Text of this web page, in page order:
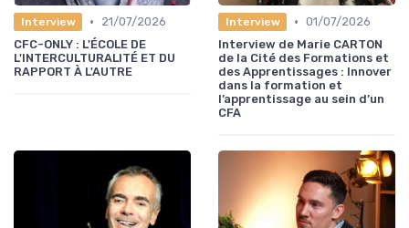
Interview •
21/07/2026
CFC-ONLY : L'ÉCOLE DE
L'INTERCULTURALITÉ ET DU
RAPPORT À L'AUTRE
Interview • 01/07/2026
Interview de Marie CARTON
de la Cité des Formations et
des Apprentissages : Innover
dans la formation et
l’apprentissage au sein d’un
CFA